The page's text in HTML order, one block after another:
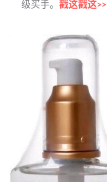
级买手。 戳这戳这>>